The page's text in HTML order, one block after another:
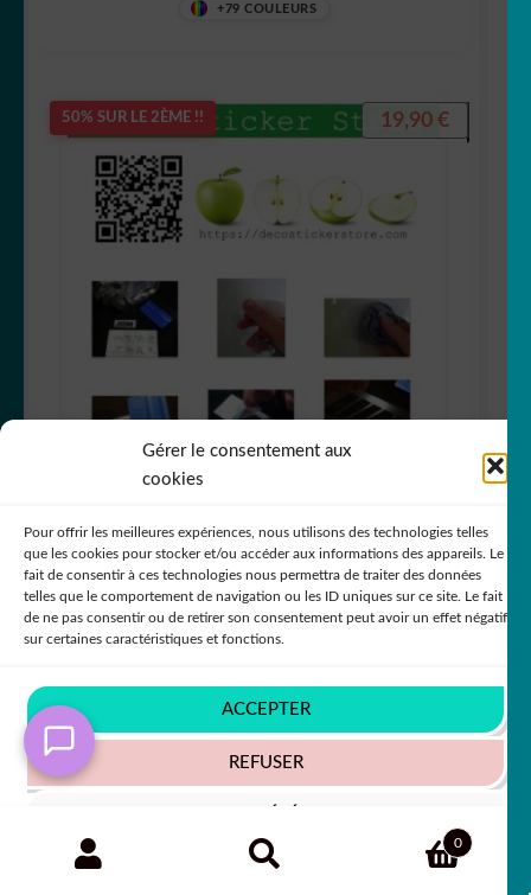
Gérer le consentement aux
cookies
Pour offrir les meilleures expériences, nous utilisons des technologies telles
que les cookies pour stocker et/ou accéder aux informations des appareils. Le
fait de consentir à ces technologies nous permettra de traiter des données
telles que le comportement de navigation ou les ID uniques sur ce site. Le fait
de ne pas consentir ou de retirer son consentement peut avoir un effet négatif
sur certaines caractéristiques et fonctions.
ACCEPTER
REFUSER
Politique de confidentialité
+79 COULEURS
50% SUR LE 2ÈME !!
Note5sur 5
+79 COULEURS
19,90 €
50% SUR LE 2ÈME !! 19,90€
Recherche
RECHERCHE 0